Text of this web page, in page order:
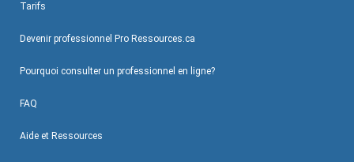
Tarifs
Devenir professionnel Pro Ressources.ca
Pourquoi consulter un professionnel en ligne?
FAQ
Aide et Ressources